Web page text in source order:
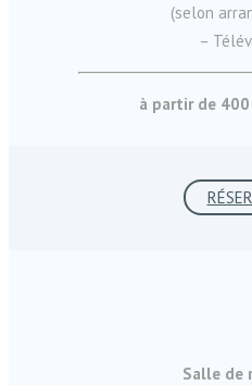
(selon
–
à partir de 400
Salle de